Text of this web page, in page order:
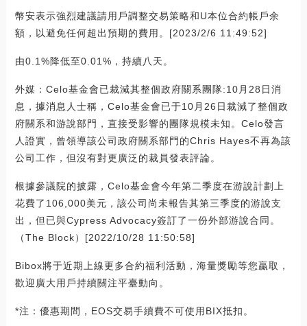
幣安表示強烈建議請用戶調整交易策略和U本位合約帳戶余
額，以避免任何超出預期的費用。[2023/2/6 11:49:52]
由0.1%降低至0.01%，持續八天。
外媒：Celo基金會已裁減其整個政府關系團隊:10月28日消
息，據消息人士稱，Celo基金會已于10月26日裁減了整個政
府關系和游說部門，直接受影響的團隊規模未知。Celo發言
人證實，曾領導該公司政府關系部門的Chris Hayes不再為該
公司工作，但沒有對更廣泛的裁員發表評論。
根據參議院的披露，Celo基金會今年第二季度在游說計劃上
花費了106,000美元，該公司尚未報告其第三季度的游說支
出，但已與Cypress Advocacy簽訂了一份外部游說合同。
（The Block）[2022/10/28 11:50:58]
Bibox將于近期上線更多合約福利活動，海量獎勵等您贏取，
歡迎廣大用戶持續關注平臺動向。
*注：優惠期間，EOS交易手續費不可使用BIX抵扣。